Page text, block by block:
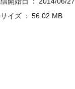
イズ
56.02 MB